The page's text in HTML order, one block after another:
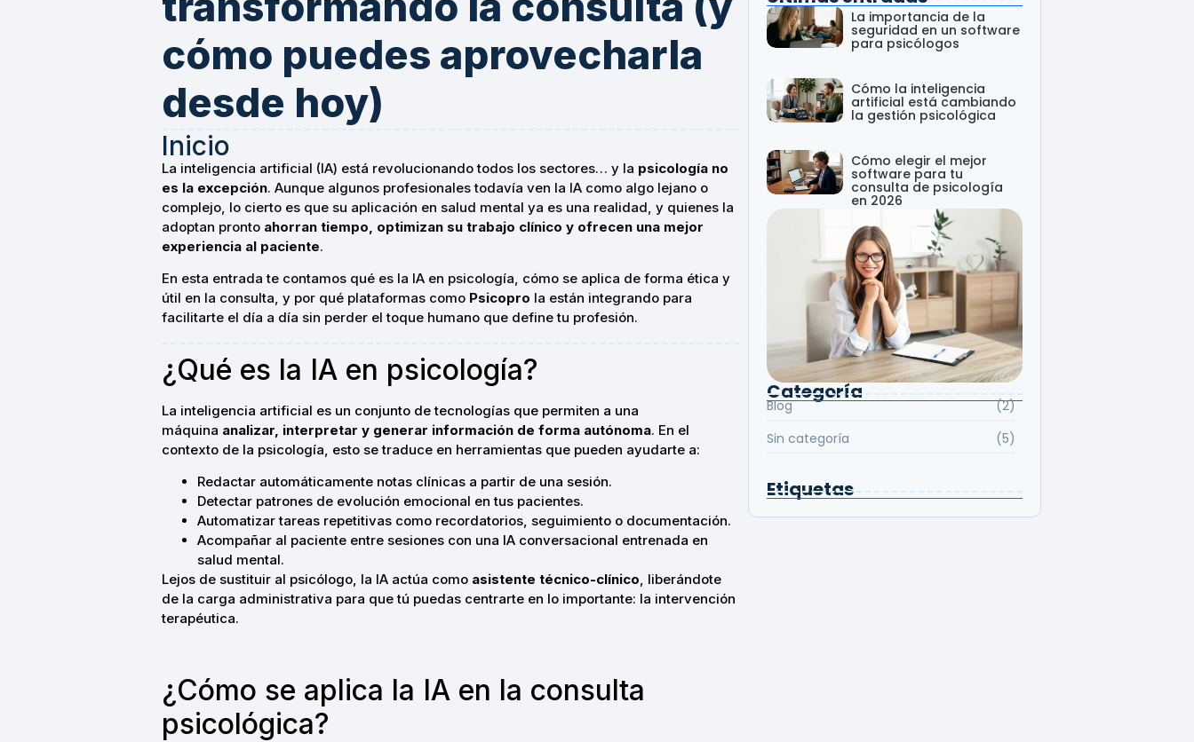
cómo puedes aprovecharla
desde hoy)
Inicio
La inteligencia artificial (IA) está revolucionando todos los sectores… y la psicología no
es la excepción. Aunque algunos profesionales todavía ven la IA como algo lejano o
complejo, lo cierto es que su aplicación en salud mental ya es una realidad, y quienes la
adoptan pronto ahorran tiempo, optimizan su trabajo clínico y ofrecen una mejor
experiencia al paciente.
En esta entrada te contamos qué es la IA en psicología, cómo se aplica de forma ética y
útil en la consulta, y por qué plataformas como Psicopro la están integrando para
facilitarte el día a día sin perder el toque humano que define tu profesión.
¿Qué es la IA en psicología?
La inteligencia artificial es un conjunto de tecnologías que permiten a una
máquina analizar, interpretar y generar información de forma autónoma. En el
contexto de la psicología, esto se traduce en herramientas que pueden ayudarte a:
Redactar automáticamente notas clínicas a partir de una sesión.
Detectar patrones de evolución emocional en tus pacientes.
Automatizar tareas repetitivas como recordatorios, seguimiento o documentación.
Acompañar al paciente entre sesiones con una IA conversacional entrenada en
salud mental.
Lejos de sustituir al psicólogo, la IA actúa como asistente técnico-clínico, liberándote
de la carga administrativa para que tú puedas centrarte en lo importante: la intervención
terapéutica.
¿Cómo se aplica la IA en la consulta
psicológica?
La importancia de la
seguridad en un software
para psicólogos
Cómo la inteligencia
artificial está cambiando
la gestión psicológica
Cómo elegir el mejor
software para tu
consulta de psicología
en 2026
Categoría
Blog
(2)
Sin categoría
(5)
Etiquetas